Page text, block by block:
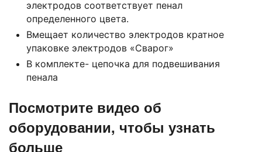
электродов соответствует пенал
определенного цвета.
Вмещает количество электродов кратное
упаковке электродов «Сварог»
В комплекте- цепочка для подвешивания
пенала
Посмотрите видео об
оборудовании, чтобы узнать
больше